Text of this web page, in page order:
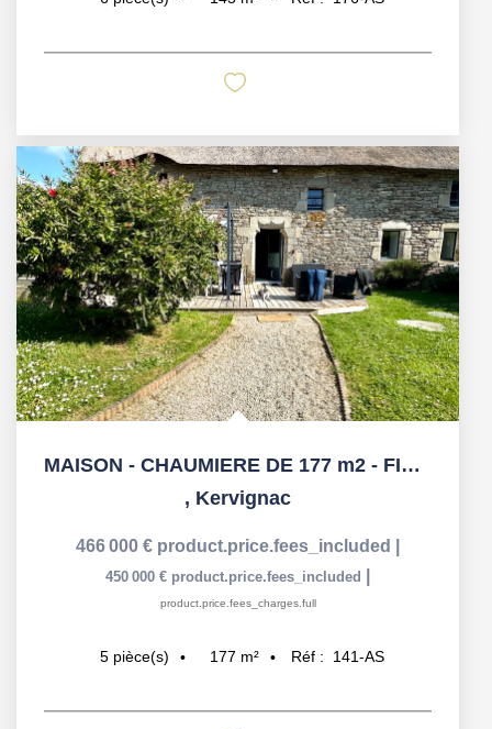
MAISON - CHAUMIERE DE 177 m2 - FINITIONS HAUTS DE GAMME - ...
, Kervignac
466 000 € product.price.fees_included
450 000 € product.price.fees_included
product.price.fees_charges.full
5 pièce(s) 177 m² Réf : 141-AS